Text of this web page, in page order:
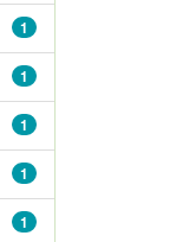
1
1
1
1
1